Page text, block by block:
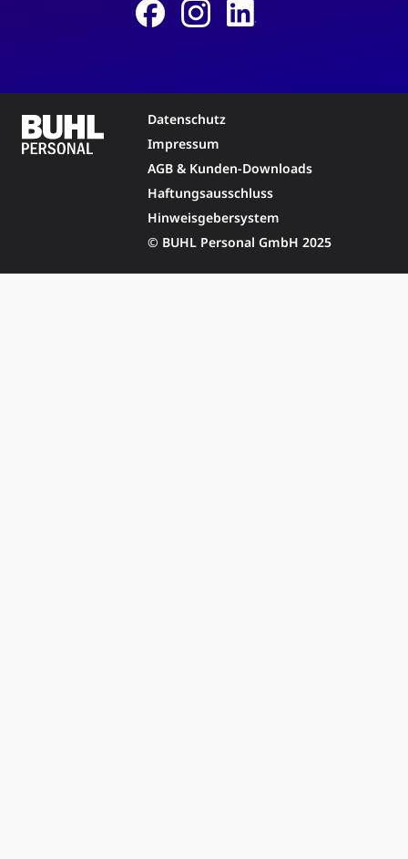
Datenschutz
Impressum
AGB & Kunden-Downloads
Haftungsausschluss
Hinweisgebersystem
© BUHL Personal GmbH 2025